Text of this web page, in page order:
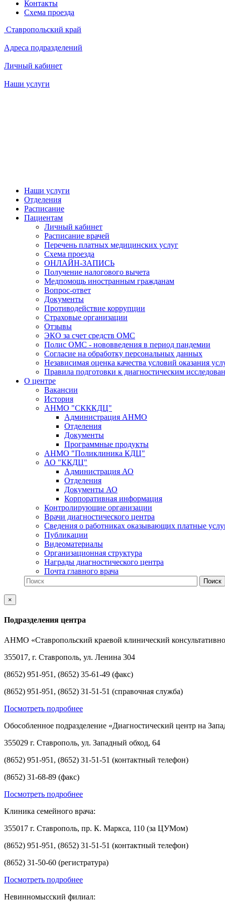
Контакты
Схема проезда
Ставропольский край
Адреса подразделений
Личный кабинет
Наши услуги
Наши услуги
Отделения
Расписание
Пациентам
Личный кабинет
Расписание врачей
Перечень платных медицинских услуг
Схема проезда
ОНЛАЙН-ЗАПИСЬ
Получение налогового вычета
Медпомощь иностранным гражданам
Вопрос-ответ
Документы
Противодействие коррупции
Страховые организации
Отзывы
ЭКО за счет средств ОМС
Полис ОМС - нововведения в период пандемии
Согласие на обработку персональных данных
Независимая оценка качества условий оказания
Правила подготовки к диагностическим
О центре
Вакансии
История
АНМО "СКККДЦ"
Администрация АНМО
Отделения
Документы
Программные продукты
АНМО "Поликлиника КДЦ"
АО "ККДЦ"
Администрация АО
Отделения
Документы АО
Корпоративная информация
Контролирующие организации
Врачи диагностического центра
Сведения о работниках оказывающих платные
Публикации
Видеоматериалы
Организационная структура
Награды диагностического центра
Почта главного врача
×
Подразделения центра
АНМО «Ставропольский краевой клинический
355017, г. Ставрополь, ул. Ленина 304
(8652) 951-951, (8652) 35-61-49 (факс)
(8652) 951-951, (8652) 31-51-51 (справочная служба)
Посмотреть подробнее
Обособленное подразделение «Диагностический центр на
355029 г. Ставрополь, ул. Западный обход, 64
(8652) 951-951, (8652) 31-51-51 (контактный телефон)
(8652) 31-68-89 (факс)
Посмотреть подробнее
Клиника семейного врача:
355017 г. Ставрополь, пр. К. Маркса, 110 (за ЦУМом)
(8652) 951-951, (8652) 31-51-51 (контактный телефон)
(8652) 31-50-60 (регистратура)
Посмотреть подробнее
Невинномысский филиал: